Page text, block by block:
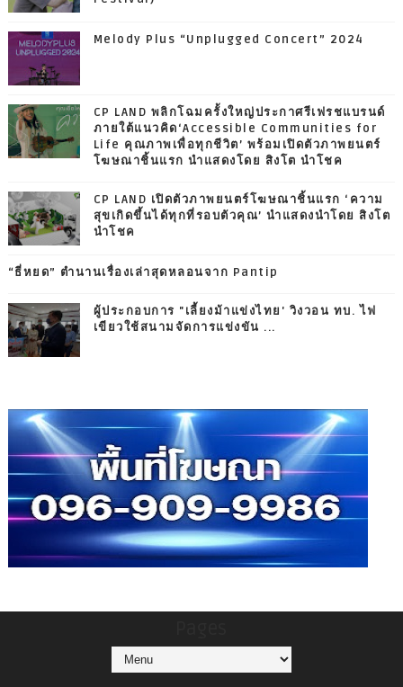
Melody Plus “Unplugged Concert” 2024
CP LAND พลิกโฉมครั้งใหญ่ประกาศรีเฟรชแบรนด์
ภายใต้แนวคิด‘Accessible Communities for
Life คุณภาพเพื่อทุกชีวิต’ พร้อมเปิดตัวภาพยนตร์
โฆษณาชิ้นแรก นำแสดงโดย สิงโต นำโชค
CP LAND เปิดตัวภาพยนตร์โฆษณาชิ้นแรก ‘ความ
สุขเกิดขึ้นได้ทุกที่รอบตัวคุณ’ นำแสดงนำโดย สิงโต
นำโชค
“ธี่หยด” ตำนานเรื่องเล่าสุดหลอนจาก Pantip
ผู้ประกอบการ "เลี้ยงม้าแข่งไทย' วิงวอน ทบ. ไฟ
เขียวใช้สนามจัดการแข่งขัน ...